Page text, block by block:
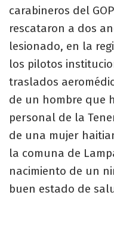
carabineros del
rescataron a dos
lesionado, en la
los pilotos
traslados
de un hombre que
personal de la
de una mujer
la comuna de
nacimiento de un
buen estado de